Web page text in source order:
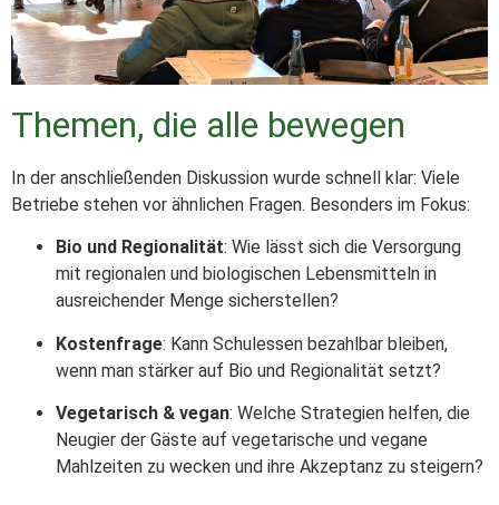
Themen, die alle bewegen
In der anschließenden Diskussion wurde schnell klar: Viele
Betriebe stehen vor ähnlichen Fragen. Besonders im Fokus:
Bio und Regionalität: Wie lässt sich die Versorgung
mit regionalen und biologischen Lebensmitteln in
ausreichender Menge sicherstellen?
Kostenfrage: Kann Schulessen bezahlbar bleiben,
wenn man stärker auf Bio und Regionalität setzt?
Vegetarisch & vegan: Welche Strategien helfen, die
Neugier der Gäste auf vegetarische und vegane
Mahlzeiten zu wecken und ihre Akzeptanz zu steigern?